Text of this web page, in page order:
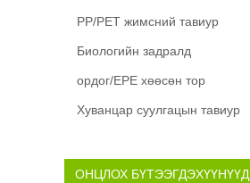
PP/PET жимсний тавиур
Биологийн задралд
ордог/EPE хөөсөн тор
Хуванцар суулгацын тавиур
ОНЦЛОХ БҮТЭЭГДЭХҮҮНҮҮД